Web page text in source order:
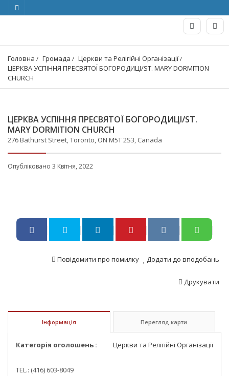
Головна Громада
Церкви та Релігійні Організації
ЦЕРКВА УСПІННЯ ПРЕСВЯТОЇ БОГОРОДИЦІ/ST. MARY DORMITION
CHURCH
ЦЕРКВА УСПІННЯ ПРЕСВЯТОЇ БОГОРОДИЦІ/ST.
MARY DORMITION CHURCH
276 Bathurst Street, Toronto, ON M5T 2S3, Canada
Опубліковано 3 Квітня, 2022
Додати до вподобань
Повідомити про помилку
Друкувати
Інформація Перегляд карти
Категорія оголошень : Церкви та Релігійні Організації
TEL.: (416) 603-8049